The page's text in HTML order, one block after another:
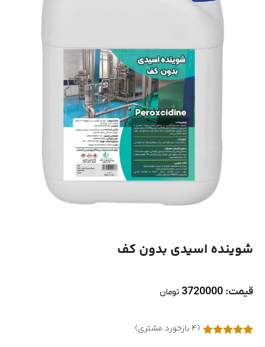
شوینده اسیدی بدون کف
قیمت: 3720000 تومان
(
4 بازخورد مشتری)